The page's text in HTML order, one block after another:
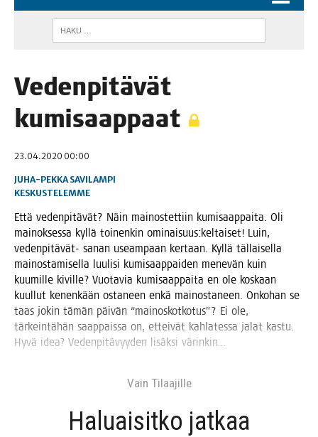
Veden­pi­tä­vät
kumisaappaat
23.04.2020 00:00
JUHA-PEKKA SAVILAMPI
KESKUSTELEMME
Että veden­pi­tä­vät? Näin mai­nos­tet­tiin kumi­saap­pai­ta. Oli
mai­nok­ses­sa kyl­lä toi­nen­kin ominaisuus:keltaiset! Luin,
veden­pi­tä­vät- sanan useam­paan ker­taan. Kyl­lä täl­lai­sel­la
mai­nos­ta­mi­sel­la luu­li­si kumi­saap­pai­den mene­vän kuin
kuu­mil­le kivil­le? Vuo­ta­via kumi­saap­pai­ta en ole kos­kaan
kuul­lut kenen­kään osta­neen enkä mai­nos­ta­neen. Onko­han se
taas jokin tämän päi­vän “mai­nos­kot­ko­tus”? Ei ole,
tär­kein­tä­hän saap­pais­sa on, ettei­vät kah­la­tes­sa jalat kas­tu.
Hyvä idea? Veden­pi­tä­vyy­den lisäk­si värinkin…
Vain Tilaa­jil­le
Haluai­sit­ko jat­kaa